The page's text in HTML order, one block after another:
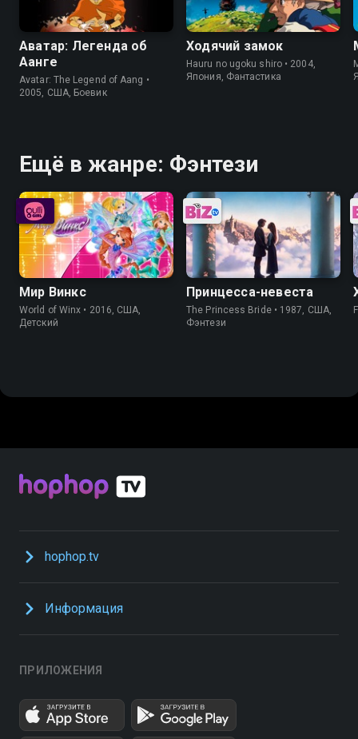
Аватар: Легенда об
Аанге
Avatar: The Legend of Aang •
2005, США, Боевик
Ходячий замок
Hauru no ugoku shiro • 2004,
Япония, Фантастика
Ещё в жанре: Фэнтези
Мир Винкс
World of Winx • 2016, США,
Детский
Принцесса-невеста
The Princess Bride • 1987, США,
Фэнтези
hophop.tv
Информация
ПРИЛОЖЕНИЯ